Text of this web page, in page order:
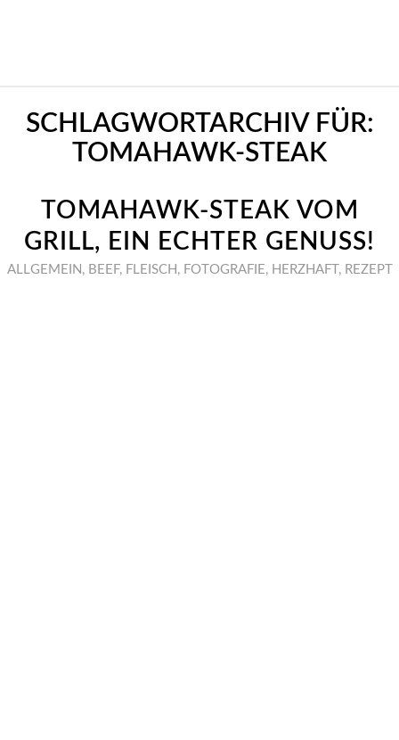
SCHLAGWORTARCHIV FÜR:
TOMAHAWK-STEAK
TOMAHAWK-STEAK VOM
GRILL, EIN ECHTER GENUSS!
ALLGEMEIN , BEEF, FLEISCH , FOTOGRAFIE, HERZHAFT , REZEPT